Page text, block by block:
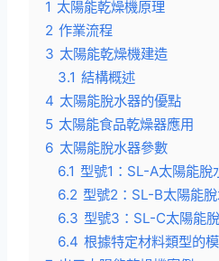
1 太陽能乾燥機原理
2 作業流程
3 太陽能乾燥機建造
3.1 結構概述
4 太陽能脫水器的優點
5 太陽能食品乾燥器應用
6 太陽能脫水器參數
6.1 型號1：SL-A太陽能脫
6.2 型號2：SL-B太陽能
6.3 型號3：SL-C太陽能
6.4 根據特定材料類型的